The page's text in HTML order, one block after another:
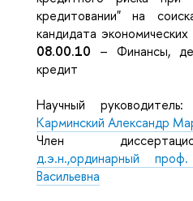
кредитовании" на
кандидата
08.00.10 – Финансы,
кредит
Научный руководитель:
Карминский Александр
Член
д.э.н.,ординарный
Васильевна